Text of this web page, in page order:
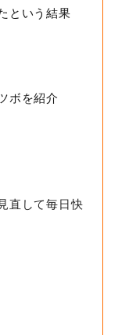
という結果
ボを紹介
直して毎日快